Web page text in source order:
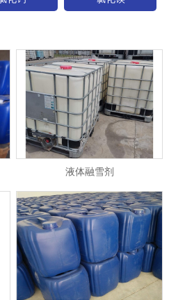
液体融雪剂